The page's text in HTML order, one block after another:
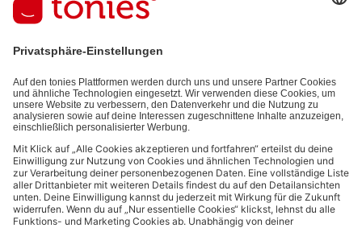
E-Mail-Addresse
Mit dem Absenden abonnierst du unseren E-Mail-Newsletter, der auf
und den von dir zu Werbezwecken bereitgestellten
Interaktionsinformationen (z.B. Abspielinformationen) basiert. Du
kannst den Newsletter jederzeit kostenlos abbestellen.
Datenschutzbestimmungen.
Bezahlmethoden: